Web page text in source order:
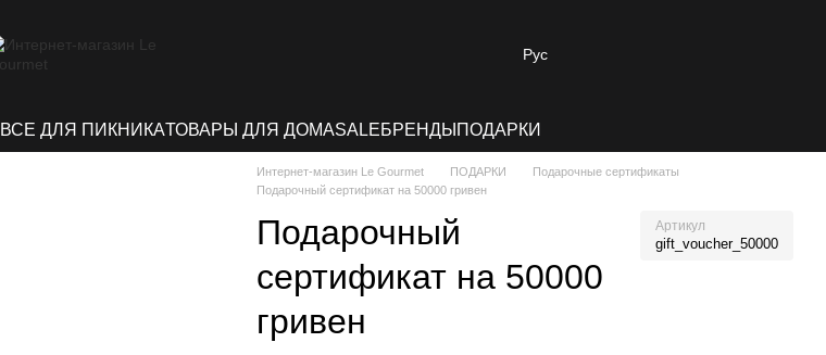
Рус
ВСЕ ДЛЯ ПИКНИКАТОВАРЫ ДЛЯ ДОМАSALEБРЕНДЫ ПОДАРКИ
Интернет-магазин Le Gourmet ПОДАРКИ
Подарочные сертификаты
Подарочный сертификат на 50000 гривен
Подарочный
сертификат на 50000
гривен
Артикул
gift_voucher_50000